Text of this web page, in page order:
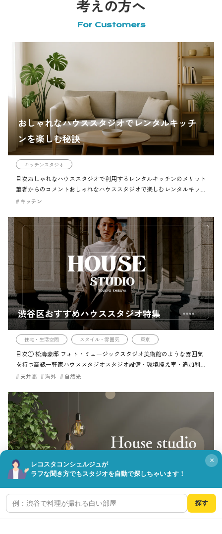
考えの方へ
For Customers
おしゃれなハウススタジオでレンタルキッチ
ンを楽しむ秘訣
キッチンスタジオ
目次おしゃれなハウススタジオで利用するレンタルキッチンのメリット
筆者からのコメントおしゃれなハウススタジオで楽しむレンタルキッチ
ンのメリットチェックポイントおしゃれなハウススタジオをレンタル
キッチン
渋谷区おすすめハウススタジオ特集
住宅・生活空間 スタイル・雰囲気 東京
目次① 松濤豪邸 フォト・ミュージックスタジオ美術館のような雰囲気
を持つ高級一軒家ハウススタジオスタジオ設備・環境控え室・追加利用
料金プランアクセス最新情報・利用シーンご予約・お問い合わせ②
天井高 海外 自然光
目黒区おすすめハウススタジオ特集
住宅・生活空間 スタイル・雰囲気 目黒区
レコスタコンシェルジュが
ラフな聞き方でもスタジオを自動で探しちゃいます！
×
探す